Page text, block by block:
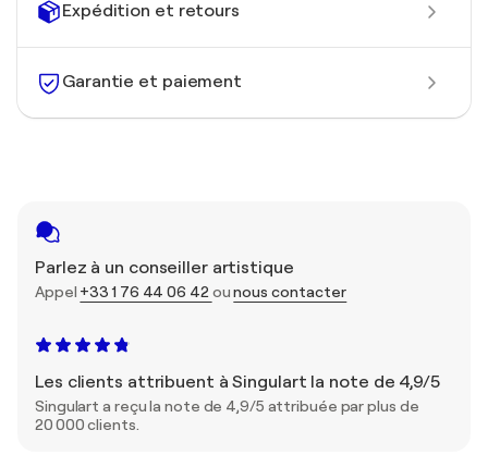
Expédition et retours
Garantie et paiement
Parlez à un conseiller artistique
Appel +33 1 76 44 06 42 ounous contacter
Les clients attribuent à Singulart la note de 4,9/5
Singulart a reçu la note de 4,9/5 attribuée par plus de
20 000 clients.